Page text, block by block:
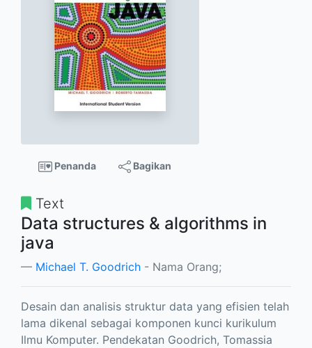
Penanda Bagikan
Text
Data structures & algorithms in
java
Michael T. Goodrich - Nama Orang;
Desain dan analisis struktur data yang efisien telah
lama dikenal sebagai komponen kunci kurikulum
Ilmu Komputer. Pendekatan Goodrich, Tomassia